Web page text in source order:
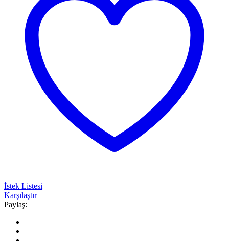
İstek Listesi
Karşılaştır
Paylaş: